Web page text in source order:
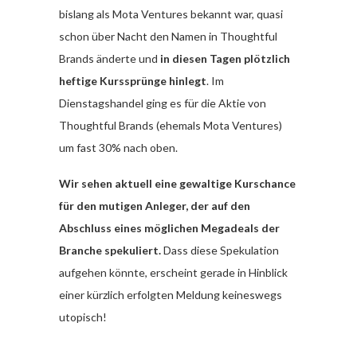
bislang als Mota Ventures bekannt war, quasi
schon über Nacht den Namen in Thoughtful
Brands änderte und in diesen Tagen plötzlich
heftige Kurssprünge hinlegt. Im
Dienstagshandel ging es für die Aktie von
Thoughtful Brands (ehemals Mota Ventures)
um fast 30% nach oben.
Wir sehen aktuell eine gewaltige Kurschance
für den mutigen Anleger, der auf den
Abschluss eines möglichen Megadeals der
Branche spekuliert.Dass diese Spekulation
aufgehen könnte, erscheint gerade in Hinblick
einer kürzlich erfolgten Meldung keineswegs
utopisch!